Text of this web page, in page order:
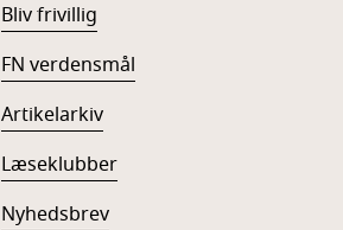
Bliv frivillig
FN verdensmål
Artikelarkiv
Læseklubber
Nyhedsbrev